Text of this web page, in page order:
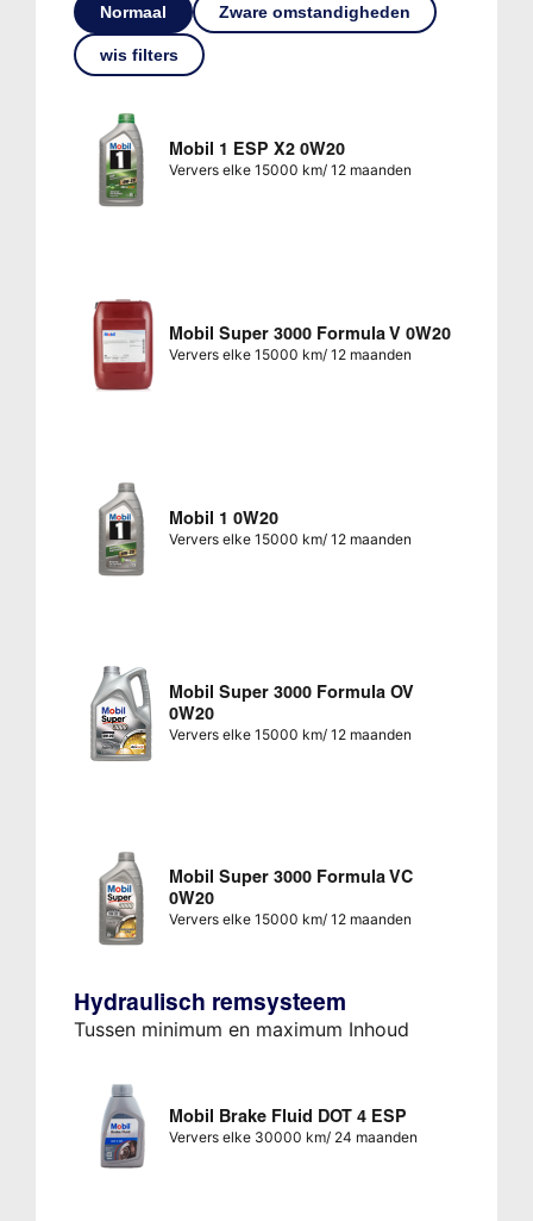
Normaal Zware omstandigheden
wis filters
Mobil 1 ESP X2 0W20
Ververs elke 15000 km/ 12 maanden
Mobil Super 3000 Formula V 0W20
Ververs elke 15000 km/ 12 maanden
Mobil 1 0W20
Ververs elke 15000 km/ 12 maanden
Mobil Super 3000 Formula OV
0W20
Ververs elke 15000 km/ 12 maanden
Mobil Super 3000 Formula VC
0W20
Ververs elke 15000 km/ 12 maanden
Hydraulisch remsysteem
Tussen minimum en maximum Inhoud
Mobil Brake Fluid DOT 4 ESP
Ververs elke 30000 km/ 24 maanden